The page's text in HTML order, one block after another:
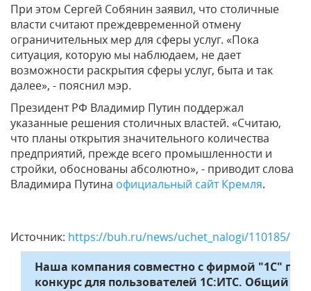
При этом Сергей Собянин заявил, что столичные
власти считают преждевременной отмену
ограничительных мер для сферы услуг. «Пока
ситуация, которую мы наблюдаем, не дает
возможности раскрытия сферы услуг, быта и так
далее», - пояснил мэр.
Президент РФ Владимир Путин поддержал
указанные решения столичных властей. «Считаю,
что планы открытия значительного количества
предприятий, прежде всего промышленности и
стройки, обоснованы абсолютно», - приводит слова
Владимира Путина официальный сайт Кремля.
Источник: https://buh.ru/news/uchet_nalogi/110185/
Наша компания совместно с фирмой "1С"
конкурс для пользователей 1С:ИТС. Общий